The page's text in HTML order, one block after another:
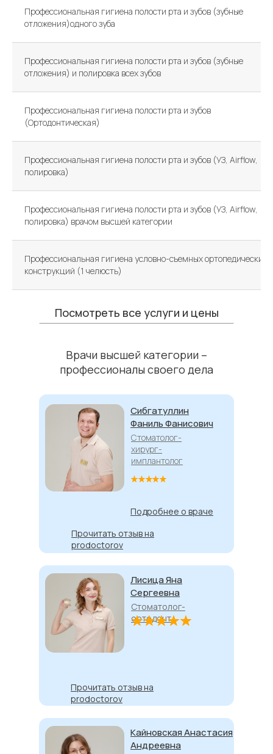
Профессиональная гигиена полости рта и зубов (зубные
отложения)одного зуба
Профессиональная гигиена полости рта и зубов (зубные
отложения) и полировка всех зубов
Профессиональная гигиена полости рта и зубов
(Ортодонтическая)
Профессиональная гигиена полости рта и зубов (УЗ, Airflow,
полировка)
Профессиональная гигиена полости рта и зубов (УЗ, Airflow,
полировка) врачом высшей категории
Профессиональная гигиена условно-съемных ортопедических
конструкций (1 челюсть)
Посмотреть все услуги и цены
Врачи высшей категории –
профессионалы своего дела
Прочитать отзыв на
prodoctorov
Лисица Яна
Сергеевна
Стоматолог-
ортодонт
Прочитать отзыв на
prodoctorov
Спичков Руслан
Ильич
Стоматолог-терапевт-
хирург-ортопед
Главный врач клиники
Кайновская Анастасия
Андреевна
Прочитать отзыв на
prodoctorov
Сибгатуллин
Фаниль Фанисович
Стоматолог-
хирург-
имплантолог
Подробнее о враче